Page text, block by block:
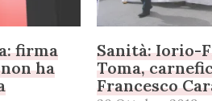
firma
ha
Sanità: Iorio-
Toma,
Francesco